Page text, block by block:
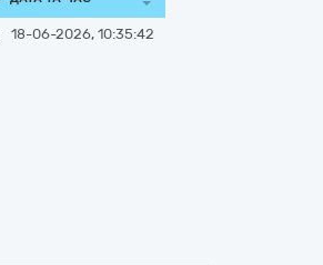
18-06-2026, 10:35:42